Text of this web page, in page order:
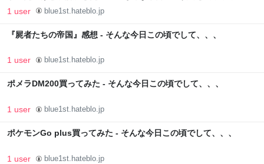
1 user blue1st.hateblo.jp
『屍者たちの帝国』感想 - そんな今日この頃でして、、、
1 user blue1st.hateblo.jp
ポメラDM200買ってみた - そんな今日この頃でして、、、
1 user blue1st.hateblo.jp
ポケモンGo plus買ってみた - そんな今日この頃でして、、、
1 user blue1st.hateblo.jp